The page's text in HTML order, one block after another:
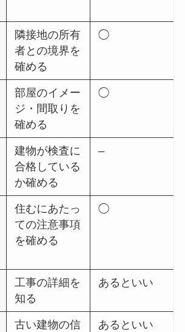
隣接地の所有
者との境界を
確める
◯
部屋のイメー
ジ・間取りを
確める
◯
建物が検査に
合格している
か確める
–
住むにあたっ
ての注意事項
を確める
◯
工事の詳細を
知る
あるといい
古い建物の信
あるといい